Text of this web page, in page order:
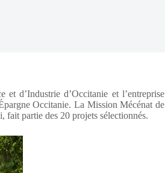
d’Industrie d’Occitanie et l’entreprise
Occitanie. La Mission Mécénat de
partie des 20 projets sélectionnés.